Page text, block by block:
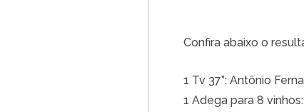
Confira abaixo o
1 Tv 37”: Antônio
1 Adega para 8